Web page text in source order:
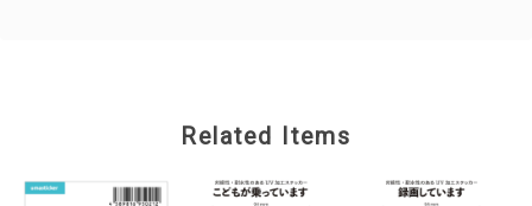
Related Items